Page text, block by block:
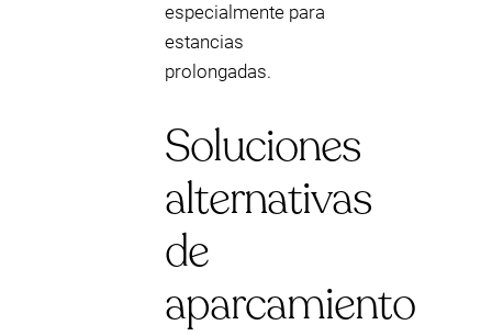
especialmente para
estancias
prolongadas.
Soluciones
alternativas
de
aparcamiento